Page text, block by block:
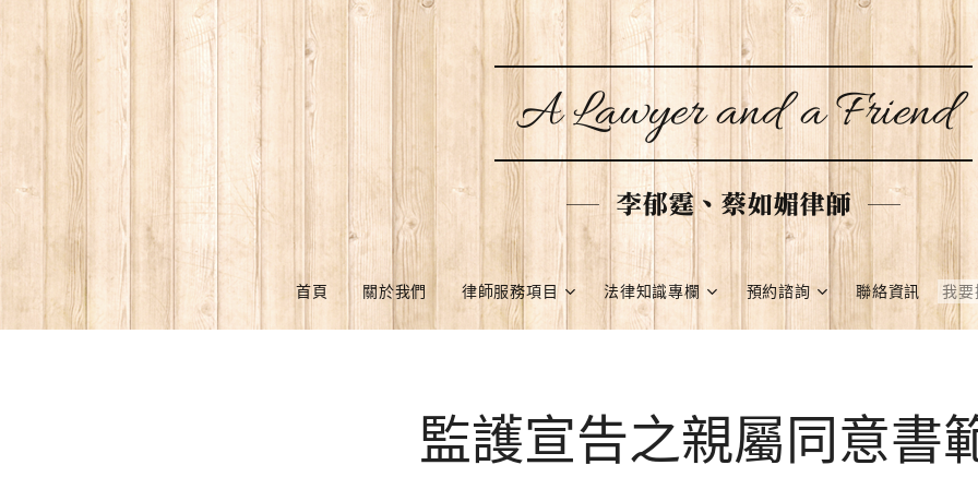
A Lawyer and a Friend
李郁霆、蔡如媚律師
首頁 關於我們 律師服務項目 法律知識專欄 預約諮詢 聯絡資訊
監護宣告之親屬同意書